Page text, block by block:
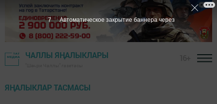
ЧАЛЛЫ ЯҢАЛЫКЛАРЫ
ЯҢАЛЫКЛАР ТАСМАСЫ
6 Автоматическое закрытие баннера через